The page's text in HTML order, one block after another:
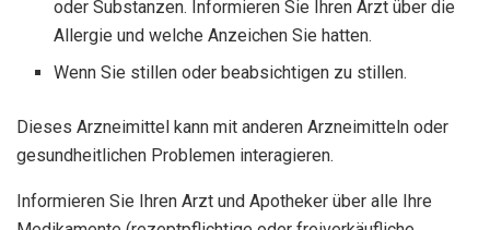
oder Substanzen. Informieren Sie Ihren Arzt über die
Allergie und welche Anzeichen Sie hatten.
Wenn Sie stillen oder beabsichtigen zu stillen.
Dieses Arzneimittel kann mit anderen Arzneimitteln oder
gesundheitlichen Problemen interagieren.
Informieren Sie Ihren Arzt und Apotheker über alle Ihre